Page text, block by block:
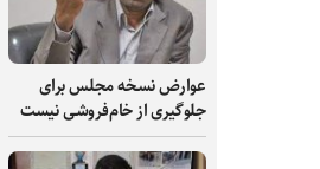
عوارض نسخه مجلس برای
جلوگیری از خام‌فروشی نیست